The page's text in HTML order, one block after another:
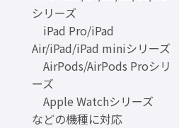
シリーズ
iPad Pro/iPad
Air/iPad/iPad miniシリーズ
AirPods/AirPods Proシリ
ーズ
Apple Watchシリーズ
などの機種に対応